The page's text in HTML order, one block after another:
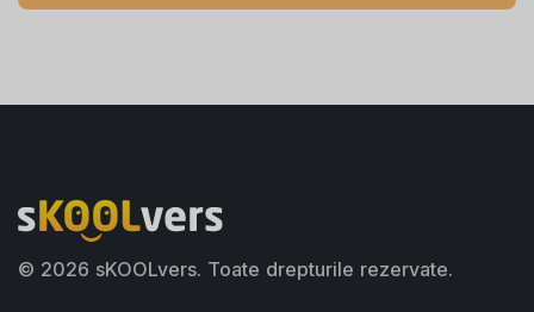
© 2026 sKOOLvers. Toate drepturile rezervate.